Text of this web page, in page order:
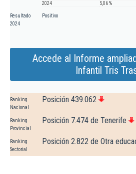
2024
5,06 %
Resultado
2024
Positivo
Accede al Informe
Infantil Tris
Ranking
Nacional
Posición 439.062
Ranking
Provincial
Posición 7.474 de Tenerife
Ranking
Sectorial
Posición 2.822 de Otra